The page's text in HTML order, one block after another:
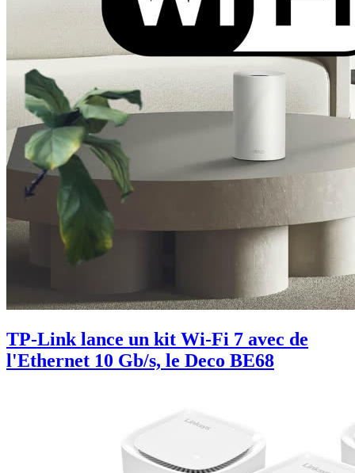
TP-Link lance un kit Wi-Fi 7 avec de
l'Ethernet 10 Gb/s, le Deco BE68